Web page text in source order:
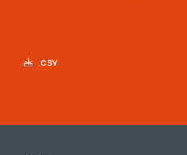
.csv